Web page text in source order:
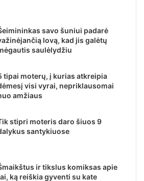
savo šuniui padarė
lovą, kad jis galėtų
saulėlydžiu
tipai moterų, į kurias atkreipia
visi vyrai, nepriklausomai
amžiaus
stipri moteris daro šiuos 9
santykiuose
ir tikslus komiksas apie
ką reiškia gyventi su kate